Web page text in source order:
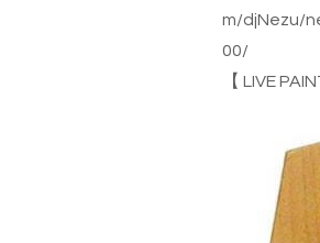
m/djNezu/
00/
【 LIVE